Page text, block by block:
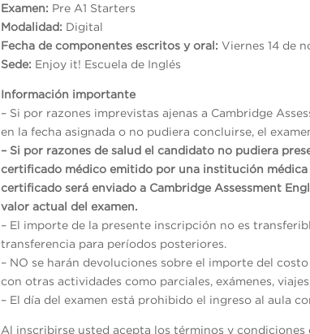
Examen: Pre A1 Starters
Modalidad: Digital
Fecha de componentes escritos y oral:Viernes 14 de
Sede: Enjoy it! Escuela de Inglés
Información importante
– Si por razones imprevistas ajenas a Cambridge
en la fecha asignada o no pudiera concluirse, el
– Si por razones de salud el candidato no pudiera
certificado médico emitido por una institución médica
certificado será enviado a Cambridge Assessment
valor actual del examen.
– El importe de la presente inscripción no es
transferencia para períodos posteriores.
– NO se harán devoluciones sobre el importe del
con otras actividades como parciales, exámenes,
– El día del examen está prohibido el ingreso al aula
Al inscribirse usted acepta los términos y